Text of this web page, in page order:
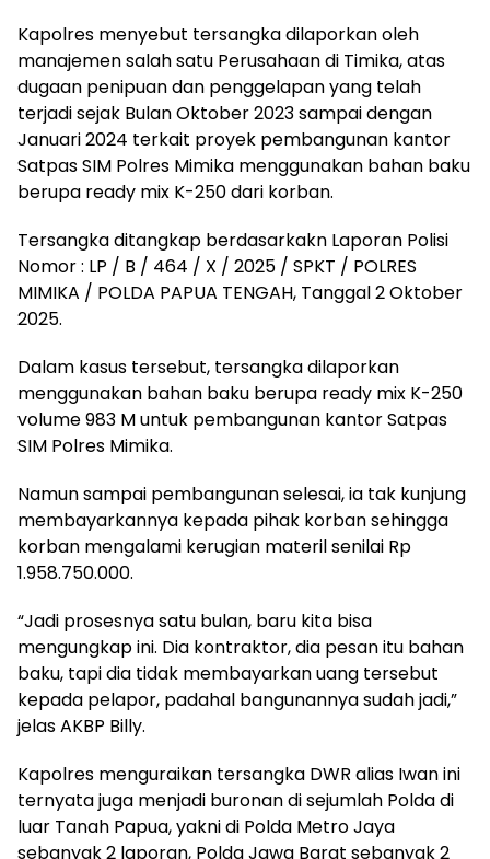
Kapolres menyebut tersangka dilaporkan oleh
manajemen salah satu Perusahaan di Timika, atas
dugaan penipuan dan penggelapan yang telah
terjadi sejak Bulan Oktober 2023 sampai dengan
Januari 2024 terkait proyek pembangunan kantor
Satpas SIM Polres Mimika menggunakan bahan baku
berupa ready mix K-250 dari korban.
Tersangka ditangkap berdasarkakn Laporan Polisi
Nomor : LP / B / 464 / X / 2025 / SPKT / POLRES
MIMIKA / POLDA PAPUA TENGAH, Tanggal 2 Oktober
2025.
Dalam kasus tersebut, tersangka dilaporkan
menggunakan bahan baku berupa ready mix K-250
volume 983 M untuk pembangunan kantor Satpas
SIM Polres Mimika.
Namun sampai pembangunan selesai, ia tak kunjung
membayarkannya kepada pihak korban sehingga
korban mengalami kerugian materil senilai Rp
1.958.750.000.
“Jadi prosesnya satu bulan, baru kita bisa
mengungkap ini. Dia kontraktor, dia pesan itu bahan
baku, tapi dia tidak membayarkan uang tersebut
kepada pelapor, padahal bangunannya sudah jadi,”
jelas AKBP Billy.
Kapolres menguraikan tersangka DWR alias Iwan ini
ternyata juga menjadi buronan di sejumlah Polda di
luar Tanah Papua, yakni di Polda Metro Jaya
sebanyak 2 laporan, Polda Jawa Barat sebanyak 2